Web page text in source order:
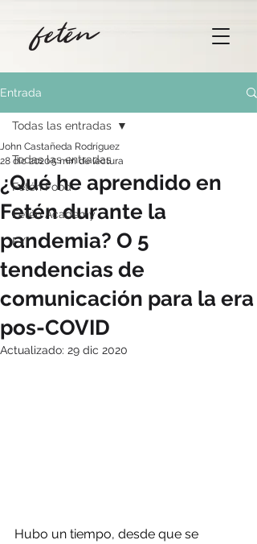
Entrada
Todas las entradas
Fetén Food
Fetén Academy
FYI
Todas las entradas
¿Qué he aprendido en
Fetén durante la
pandemia? O 5
tendencias de
comunicación para la era
pos-COVID
John Castañeda Rodríguez
28 dic 20205 min de lectura
Actualizado: 29 dic 2020
Hubo un tiempo, desde que se